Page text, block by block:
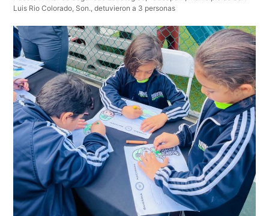
Luis Rio Colorado, Son., detuvieron a 3 personas